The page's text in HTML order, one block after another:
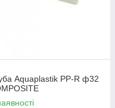
Aquaplastik PP-R ф32